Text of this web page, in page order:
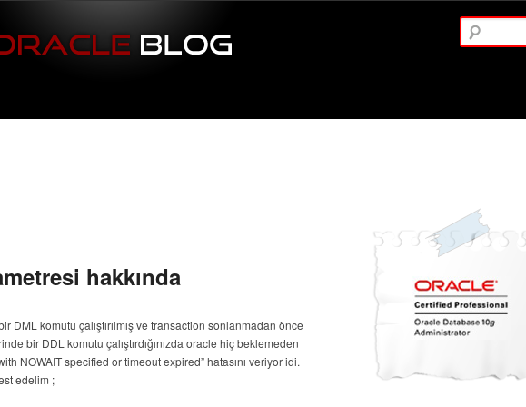
hakkında
komutu çalıştırılmış ve transaction sonlanmadan önce
bir DDL komutu çalıştırdığınızda oracle hiç beklemeden
NOWAIT specified or timeout expired” hatasını veriyor idi.
edelim ;